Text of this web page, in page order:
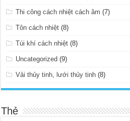
Thi công cách nhiệt cách âm (7)
Tôn cách nhiệt (8)
Túi khí cách nhiệt (8)
Uncategorized (9)
Vải thủy tinh, lưới thủy tinh (8)
Thẻ